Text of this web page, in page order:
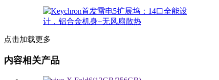
点击加载更多
内容相关产品